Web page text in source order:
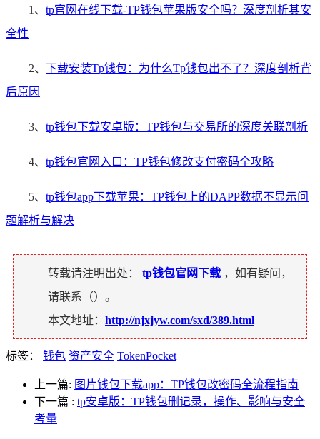
1、 tp官网在线下载-TP钱包苹果版安全吗？深度剖析其安
全性
2、 下载安装Tp钱包：为什么Tp钱包出不了？深度剖析背
后原因
3、 tp钱包下载安卓版：TP钱包与交易所的深度关联剖析
4、 tp钱包官网入口：TP钱包修改支付密码全攻略
5、 tp钱包app下载苹果：TP钱包上的DAPP数据不显示问
题解析与解决
转载请注明出处： tp钱包官网下载 ，如有疑问，
请联系（）。
本文地址： http://njxjyw.com/sxd/389.html
标签： 钱包 资产安全 TokenPocket
上一篇: 图片钱包下载app：TP钱包改密码全流程指南
下一篇 : tp安卓版：TP钱包删记录，操作、影响与安全
考量